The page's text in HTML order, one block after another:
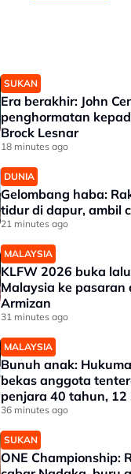
SUKAN
Era berakhir: John
penghormatan
Brock Lesnar
18 minutes ago
DUNIA
Gelombang haba:
tidur di dapur, ambil
21 minutes ago
MALAYSIA
KLFW 2026 buka
Malaysia ke pasaran
Armizan
31 minutes ago
MALAYSIA
Bunuh anak:
bekas anggota
penjara 40 tahun, 12
36 minutes ago
SUKAN
ONE Championship: